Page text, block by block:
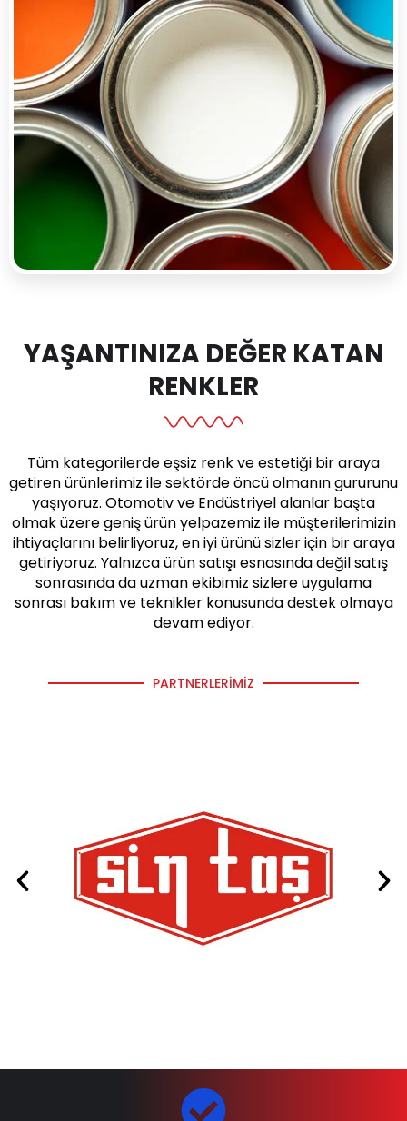
YAŞANTINIZA DEĞER KATAN
RENKLER
Tüm kategorilerde eşsiz renk ve estetiği bir araya
getiren ürünlerimiz ile sektörde öncü olmanın gururunu
yaşıyoruz. Otomotiv ve Endüstriyel alanlar başta
olmak üzere geniş ürün yelpazemiz ile müşterilerimizin
ihtiyaçlarını belirliyoruz, en iyi ürünü sizler için bir araya
getiriyoruz. Yalnızca ürün satışı esnasında değil satış
sonrasında da uzman ekibimiz sizlere uygulama
sonrası bakım ve teknikler konusunda destek olmaya
devam ediyor.
PARTNERLERIMIZ